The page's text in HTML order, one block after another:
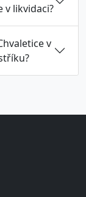
v likvidaci?
v